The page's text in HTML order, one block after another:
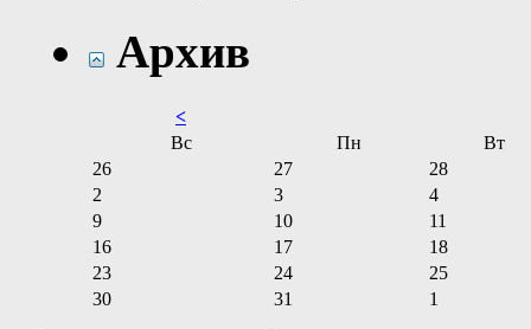
Архив
<
Вс
Пн
Вт
26
27
28
2
3
4
9
10
11
16
17
18
23
24
25
30
31 1